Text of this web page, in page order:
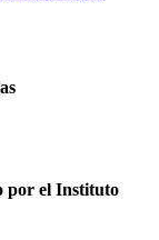
por el Instituto